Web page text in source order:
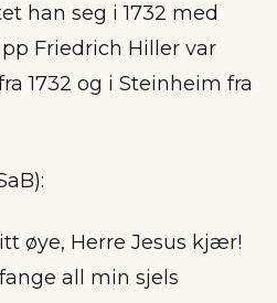
han seg i 1732 med
Friedrich Hiller var
1732 og i Steinheim fra
øye, Herre Jesus kjær!
all min sjels